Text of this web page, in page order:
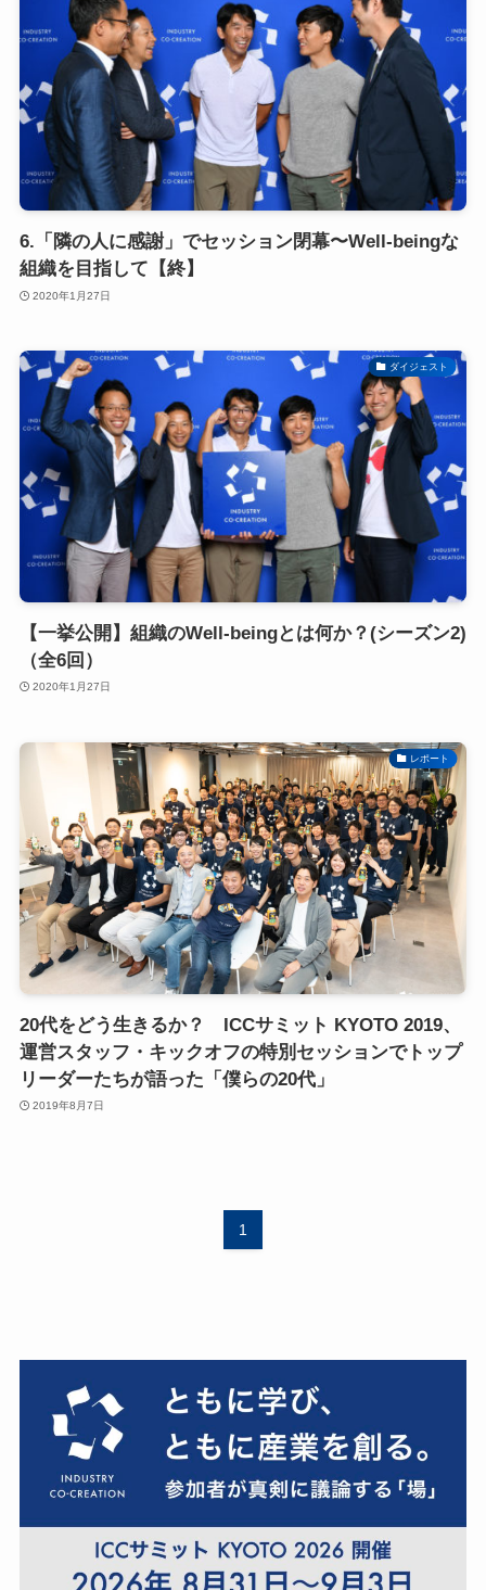
6.「隣の人に感謝」でセッション閉幕〜Well-beingな
組織を目指して【終】
2020年1月27日
ダイジェスト
【一挙公開】組織のWell-beingとは何か？(シーズン2)
（全6回）
2020年1月27日
レポート
20代をどう生きるか？ ICCサミット KYOTO 2019、
運営スタッフ・キックオフの特別セッションでトップ
リーダーたちが語った「僕らの20代」
2019年8月7日
1